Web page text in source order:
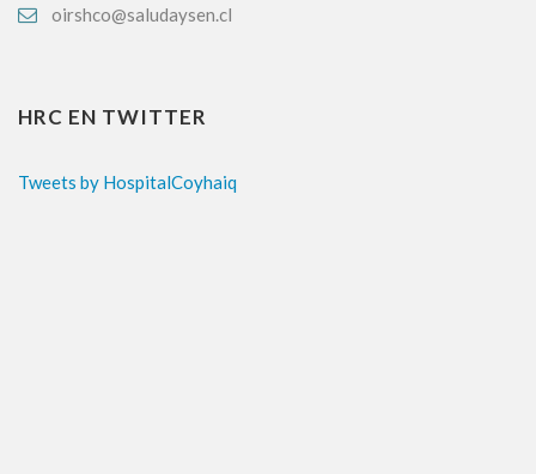
oirshco@saludaysen.cl
HRC EN TWITTER
Tweets by HospitalCoyhaiq